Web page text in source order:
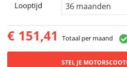
Looptijd
€ 151,41 Totaal per maand
STEL JE